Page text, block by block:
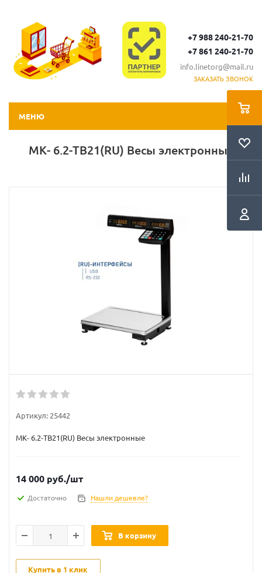
+7 988 240-21-70
+7 861 240-21-70
info.linetorg@mail.ru
ЗАКАЗАТЬ ЗВОНОК
МЕНЮ
МК- 6.2-ТВ21(RU) Весы электронные
Артикул: 25442
МК- 6.2-ТВ21(RU) Весы электронные
14 000 руб./шт
Достаточно Нашли дешевле?
В корзину
Купить в 1 клик